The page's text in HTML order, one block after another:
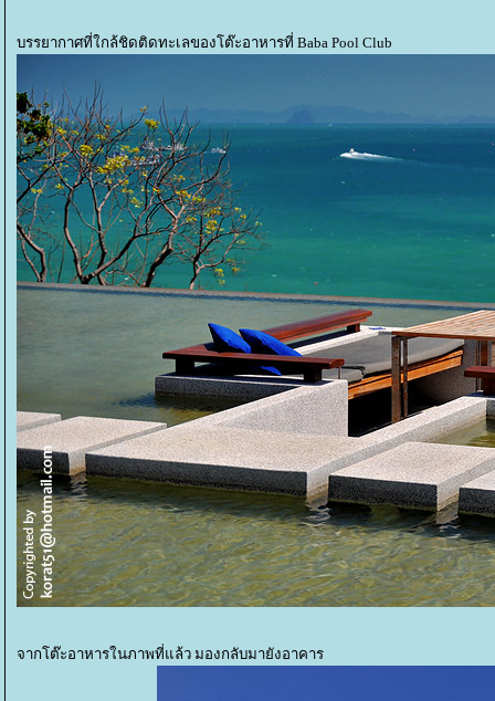
บรรยากาศที่ใกล้ชิดติดทะเลของโต๊ะอาหารที่ Baba Pool Club
จากโต๊ะอาหารในภาพที่แล้ว มองกลับมายังอาคาร